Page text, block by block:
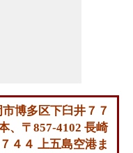
博多区下臼井７７
、〒857-4102 長崎
４４ 上五島空港ま